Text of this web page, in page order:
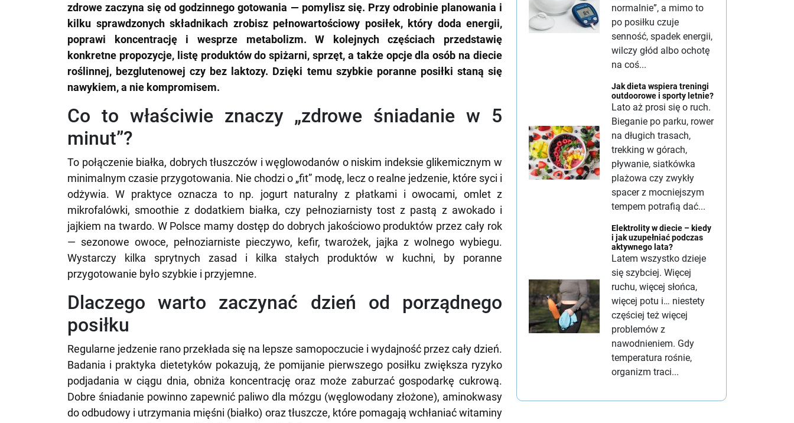
zdrowe zaczyna się od godzinnego gotowania — pomylisz się. Przy odrobinie planowania i
kilku sprawdzonych składnikach zrobisz pełnowartościowy posiłek, który doda energii,
poprawi koncentrację i wesprze metabolizm. W kolejnych częściach przedstawię
konkretne propozycje, listę produktów do spiżarni, sprzęt, a także opcje dla osób na diecie
roślinnej, bezglutenowej czy bez laktozy. Dzięki temu szybkie poranne posiłki staną się
nawykiem, a nie kompromisem.
Co to właściwie znaczy „zdrowe śniadanie w 5
minut”?
To połączenie białka, dobrych tłuszczów i węglowodanów o niskim indeksie glikemicznym w
minimalnym czasie przygotowania. Nie chodzi o „fit” modę, lecz o realne jedzenie, które syci i
odżywia. W praktyce oznacza to np. jogurt naturalny z płatkami i owocami, omlet z
mikrofalówki, smoothie z dodatkiem białka, czy pełnoziarnisty tost z pastą z awokado i
jajkiem na twardo. W Polsce mamy dostęp do dobrych jakościowo produktów przez cały rok
— sezonowe owoce, pełnoziarniste pieczywo, kefir, twarożek, jajka z wolnego wybiegu.
Wystarczy kilka sprytnych zasad i kilka stałych produktów w kuchni, by poranne
przygotowanie było szybkie i przyjemne.
Dlaczego warto zaczynać dzień od porządnego
posiłku
Regularne jedzenie rano przekłada się na lepsze samopoczucie i wydajność przez cały dzień.
Badania i praktyka dietetyków pokazują, że pomijanie pierwszego posiłku zwiększa ryzyko
podjadania w ciągu dnia, obniża koncentrację oraz może zaburzać gospodarkę cukrową.
Dobre śniadanie powinno zapewnić paliwo dla mózgu (węglowodany złożone), aminokwasy
do odbudowy i utrzymania mięśni (białko) oraz tłuszcze, które pomagają wchłaniać witaminy
normalnie”, a mimo to
po posiłku czuje
senność, spadek energii,
wilczy głód albo ochotę
na coś...
Jak dieta wspiera treningi
outdoorowe i sporty letnie?
Lato aż prosi się o ruch.
Bieganie po parku, rower
na długich trasach,
trekking w górach,
pływanie, siatkówka
plażowa czy zwykły
spacer z mocniejszym
tempem potrafią dać...
Elektrolity w diecie – kiedy
i jak uzupełniać podczas
aktywnego lata?
Latem wszystko dzieje
się szybciej. Więcej
ruchu, więcej słońca,
więcej potu i… niestety
częściej też więcej
problemów z
nawodnieniem. Gdy
temperatura rośnie,
organizm traci...